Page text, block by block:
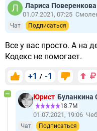
Лариса Поверенкова
01.07.2021, 07:25
Чат Подписаться
Все у вас просто. А на
Кодекс не помогает.
+1 / -1
Юрист Буланкина
18.7М
01.07.2021, 19:06
Чат Подписаться